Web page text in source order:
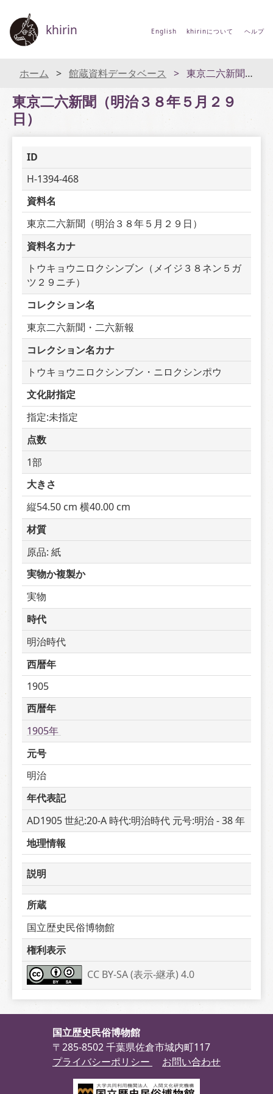
khirin English khirinについて ヘルプ
ホーム 館蔵資料データベース 東京二六新聞（明治３８年５月２９日）
東京二六新聞（明治３８年５月２９
日）
ID
H-1394-468
資料名
東京二六新聞（明治３８年５月２９日）
資料名カナ
トウキョウニロクシンブン（メイジ３８ネン５ガ
ツ２９ニチ）
コレクション名
東京二六新聞・二六新報
コレクション名カナ
トウキョウニロクシンブン・ニロクシンポウ
文化財指定
指定:未指定
点数
1部
大きさ
縦54.50 cm 横40.00 cm
材質
原品: 紙
実物か複製か
実物
時代
明治時代
西暦年
1905
西暦年
1905年
元号
明治
年代表記
AD1905 世紀:20-A 時代:明治時代 元号:明治 - 38 年
地理情報
説明
所蔵
国立歴史民俗博物館
権利表示
CC BY-SA (表示-継承) 4.0
国立歴史民俗博物館
〒285-8502 千葉県佐倉市城内町117
プライバシーポリシー
お問い合わせ